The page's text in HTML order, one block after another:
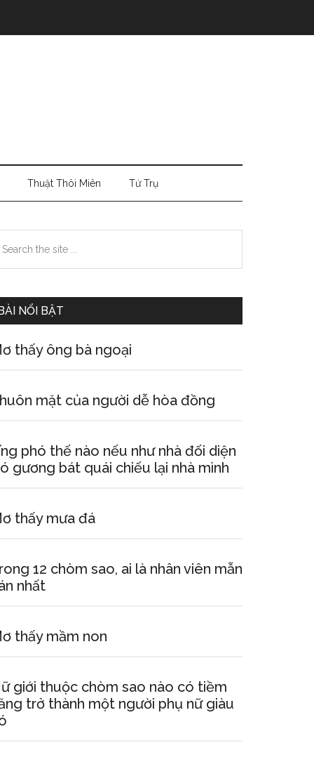
Thuật Thôi Miên Tứ Trụ
Primary
NỔI BẬT
thấy ông bà ngoại
mặt của người dễ hòa đồng
phó thế nào nếu như nhà đối diện
gương bát quái chiếu lại nhà mình
thấy mưa đá
12 chòm sao, ai là nhân viên mẫn
nhất
thấy mầm non
giới thuộc chòm sao nào có tiềm
trở thành một người phụ nữ giàu